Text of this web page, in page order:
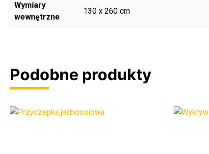
Wymiary
wewnętrzne
130 x 260 cm
Podobne produkty